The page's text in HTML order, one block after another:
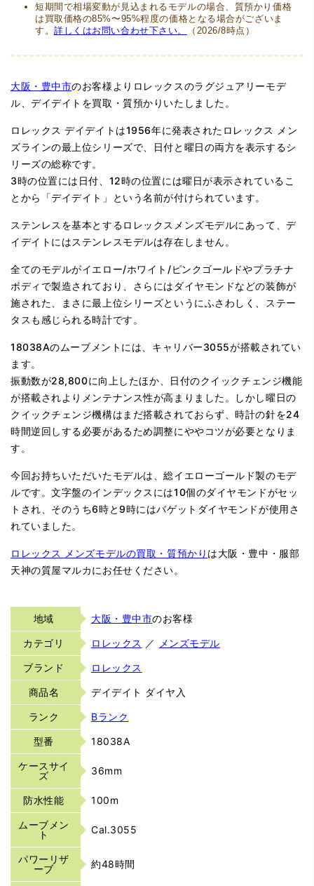
短期間で相場変動が見込まれるモデルの場合、質預かり価格
は買取価格の85%〜95%程度の価格となる場合がございま
す。詳しくはお問い合わせ下さい。 （2026/8時点）
大阪・豊中市のお客様よりロレックスのラグジュアリーモデ
ル、デイデイトを買取・質預かりいたしました。
ロレックス デイデイトは1956年に発表されたロレックス メン
ズラインの最上位シリーズで、日付と曜日の両方を表示するシ
リーズの総称です。
3時の位置には日付、12時の位置には曜日が表示されているこ
とから「デイデイト」という名前が付けられています。
ステンレスを基本とするロレックスメンズモデルにあって、デ
イデイトにはステンレスモデルは存在しません。
全てのモデルがイエロー/ホワイト/ピンクゴールドやプラチナ
ボディで製造されており、さらにはダイヤモンドなどの装飾が
施された、まさに最上位シリーズというにふさわしく、ステー
タスも感じられる時計です。
18038Aのムーブメントには、キャリバー3055が搭載されてい
ます。
振動数が28,800に向上したほか、日付のクイックチェンジ機能
が搭載されよりメンテナンス性が高まりました。しかし曜日の
クイックチェンジ機構はまだ搭載されておらず、時計の針を24
時間逆回しする必要があるため調整にややコツが必要となりま
す。
今回お持ちいただいたモデルは、総イエローゴールド製のモデ
ルです。文字盤のインデックスには10個のダイヤモンドがセッ
トされ、そのうち6時と9時にはバゲットダイヤモンドが使用さ
れていました。
ロレックス メンズモデルの買取・質預かり は大阪・豊中・服部
天神の質屋マルカにお任せください。
地域 大阪・豊中市のお客様
カテゴリ ロレックス ／ メンズモデル
ブランド ロレックス
商品名 デイデイト ダイヤ入
ランク Bランク
型番 18038A
ケースサイ
ズ
36mm
防水性能 100m
ムーブメン
ト
Cal.3055
パワーリザ
ーブ
約48時間